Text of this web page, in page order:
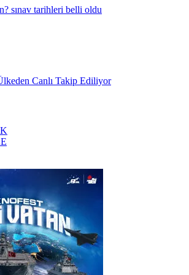
sınav tarihleri belli oldu
Canlı Takip Ediliyor